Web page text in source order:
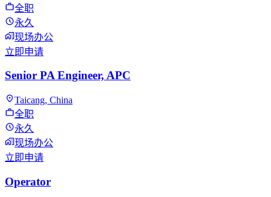
全职
永久
现场办公
立即申请
Senior PA Engineer, APC
Taicang, China
全职
永久
现场办公
立即申请
Operator